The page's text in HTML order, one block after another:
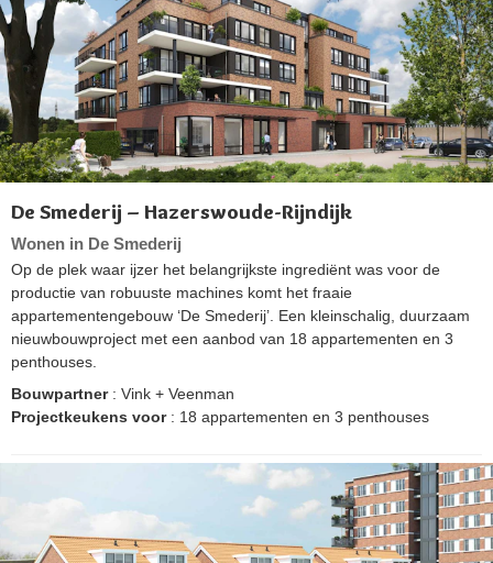
De Smederij – Hazerswoude-Rijndijk
Wonen in De Smederij
Op de plek waar ijzer het belangrijkste ingrediënt was voor de
productie van robuuste machines komt het fraaie
appartementengebouw ‘De Smederij’. Een kleinschalig, duurzaam
nieuwbouwproject met een aanbod van 18 appartementen en 3
penthouses.
Bouwpartner: Vink + Veenman
Projectkeukens voor: 18 appartementen en 3 penthouses